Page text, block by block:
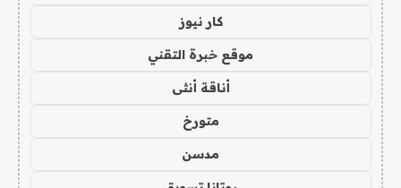
كار نيوز
موقع خبرة التقني
أناقة أنثى
متورخ
مدسن